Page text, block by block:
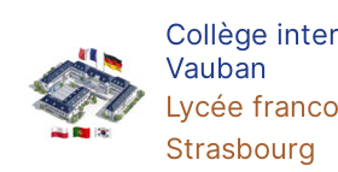
contenu
Collège
Vauban
Lycée
Strasbourg